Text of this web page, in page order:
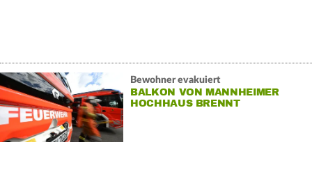
Bewohner evakuiert
BALKON VON MANNHEIMER
HOCHHAUS BRENNT